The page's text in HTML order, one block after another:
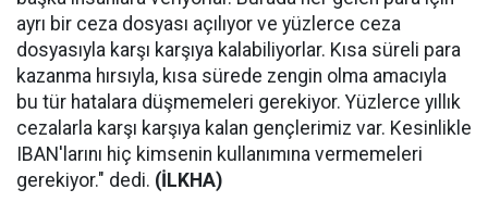
ayrı bir ceza dosyası açılıyor ve yüzlerce ceza
dosyasıyla karşı karşıya kalabiliyorlar. Kısa süreli para
kazanma hırsıyla, kısa sürede zengin olma amacıyla
bu tür hatalara düşmemeleri gerekiyor. Yüzlerce yıllık
cezalarla karşı karşıya kalan gençlerimiz var. Kesinlikle
IBAN'larını hiç kimsenin kullanımına vermemeleri
gerekiyor." dedi. (İLKHA)